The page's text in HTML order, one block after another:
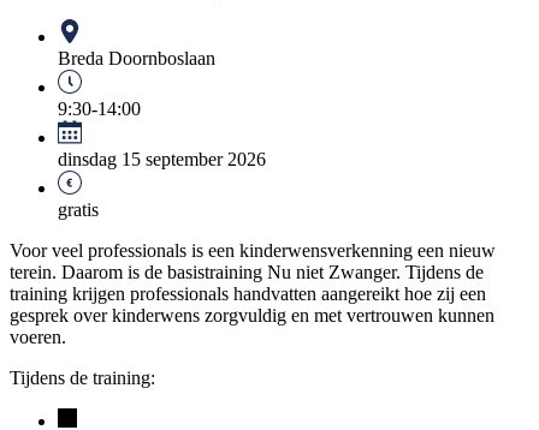
Breda Doornboslaan
9:30-14:00
dinsdag 15 september 2026
gratis
Voor veel professionals is een kinderwensverkenning een nieuw
terein. Daarom is de basistraining Nu niet Zwanger. Tijdens de
training krijgen professionals handvatten aangereikt hoe zij een
gesprek over kinderwens zorgvuldig en met vertrouwen kunnen
voeren.
Tijdens de training: